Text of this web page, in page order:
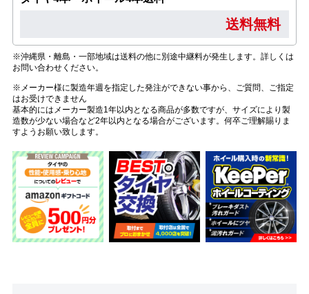
送料無料
※沖縄県・離島・一部地域は送料の他に別途中継料が発生します。詳しくは
お問い合わせください。
※メーカー様に製造年週を指定した発注ができない事から、ご質問、ご指定
はお受けできません
基本的にはメーカー製造1年以内となる商品が多数ですが、サイズにより製
造数が少ない場合など2年以内となる場合がございます。何卒ご理解賜りま
すようお願い致します。